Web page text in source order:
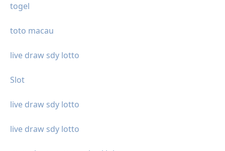
togel
toto macau
live draw sdy lotto
Slot
live draw sdy lotto
live draw sdy lotto